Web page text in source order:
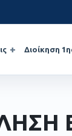
Διοίκηση